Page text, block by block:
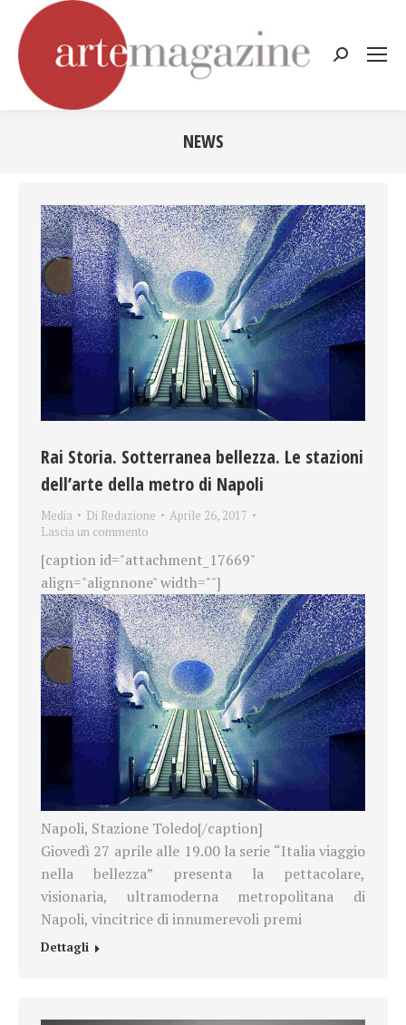
Cerca:
NEWS
Rai Storia. Sotterranea bellezza. Le stazioni
dell’arte della metro di Napoli
Media Di Redazione
Aprile 26, 2017
Lascia un commento
[caption id="attachment_17669"
align="alignnone" width=""]
Napoli, Stazione Toledo[/caption]
Giovedì 27 aprile alle 19.00 la serie “Italia viaggio
nella bellezza” presenta la pettacolare,
visionaria, ultramoderna metropolitana di
Napoli, vincitrice di innumerevoli premi
Dettagli